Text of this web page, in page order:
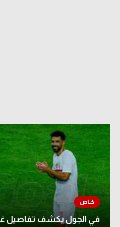
في الجول يكشف تفاصيل